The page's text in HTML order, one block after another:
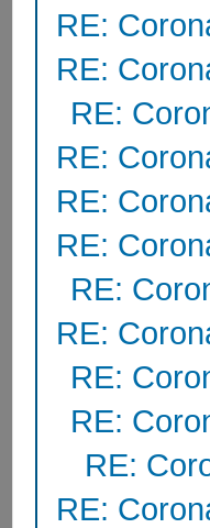
RE:
RE:
RE:
RE:
RE:
RE:
RE:
RE:
RE:
RE:
RE:
RE: